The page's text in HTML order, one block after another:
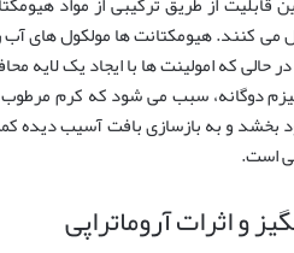
هیومکتانت ها مولکول های آب را
که امولینت ها با ایجاد یک لایه
دوگانه، سبب می شود که کرم
بخشد و به بازسازی بافت آسیب دیده
است.
و اثرات آروماتراپی